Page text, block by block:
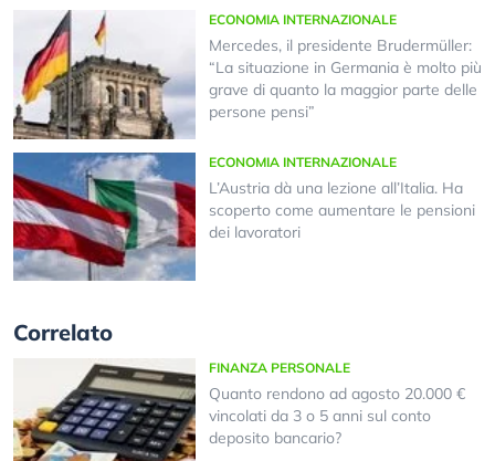
ECONOMIA INTERNAZIONALE
Mercedes, il presidente Brudermüller:
“La situazione in Germania è molto più
grave di quanto la maggior parte delle
persone pensi”
ECONOMIA INTERNAZIONALE
L’Austria dà una lezione all’Italia. Ha
scoperto come aumentare le pensioni
dei lavoratori
Correlato
FINANZA PERSONALE
Quanto rendono ad agosto 20.000 €
vincolati da 3 o 5 anni sul conto
deposito bancario?